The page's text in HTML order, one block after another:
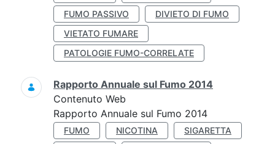
FUMO PASSIVO
DIVIETO DI FUMO
VIETATO FUMARE
PATOLOGIE FUMO-CORRELATE
Rapporto Annuale sul Fumo 2014
Contenuto Web
Rapporto Annuale sul Fumo 2014
FUMO NICOTINA
SIGARETTA